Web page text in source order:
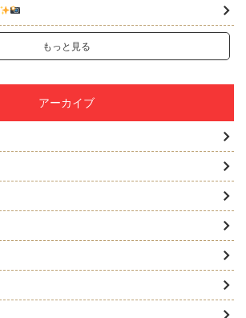
もっと見る
アーカイブ